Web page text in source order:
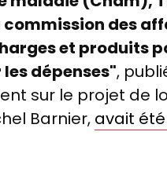
des
et produits
dépenses",
sur le projet de
Barnier, avait